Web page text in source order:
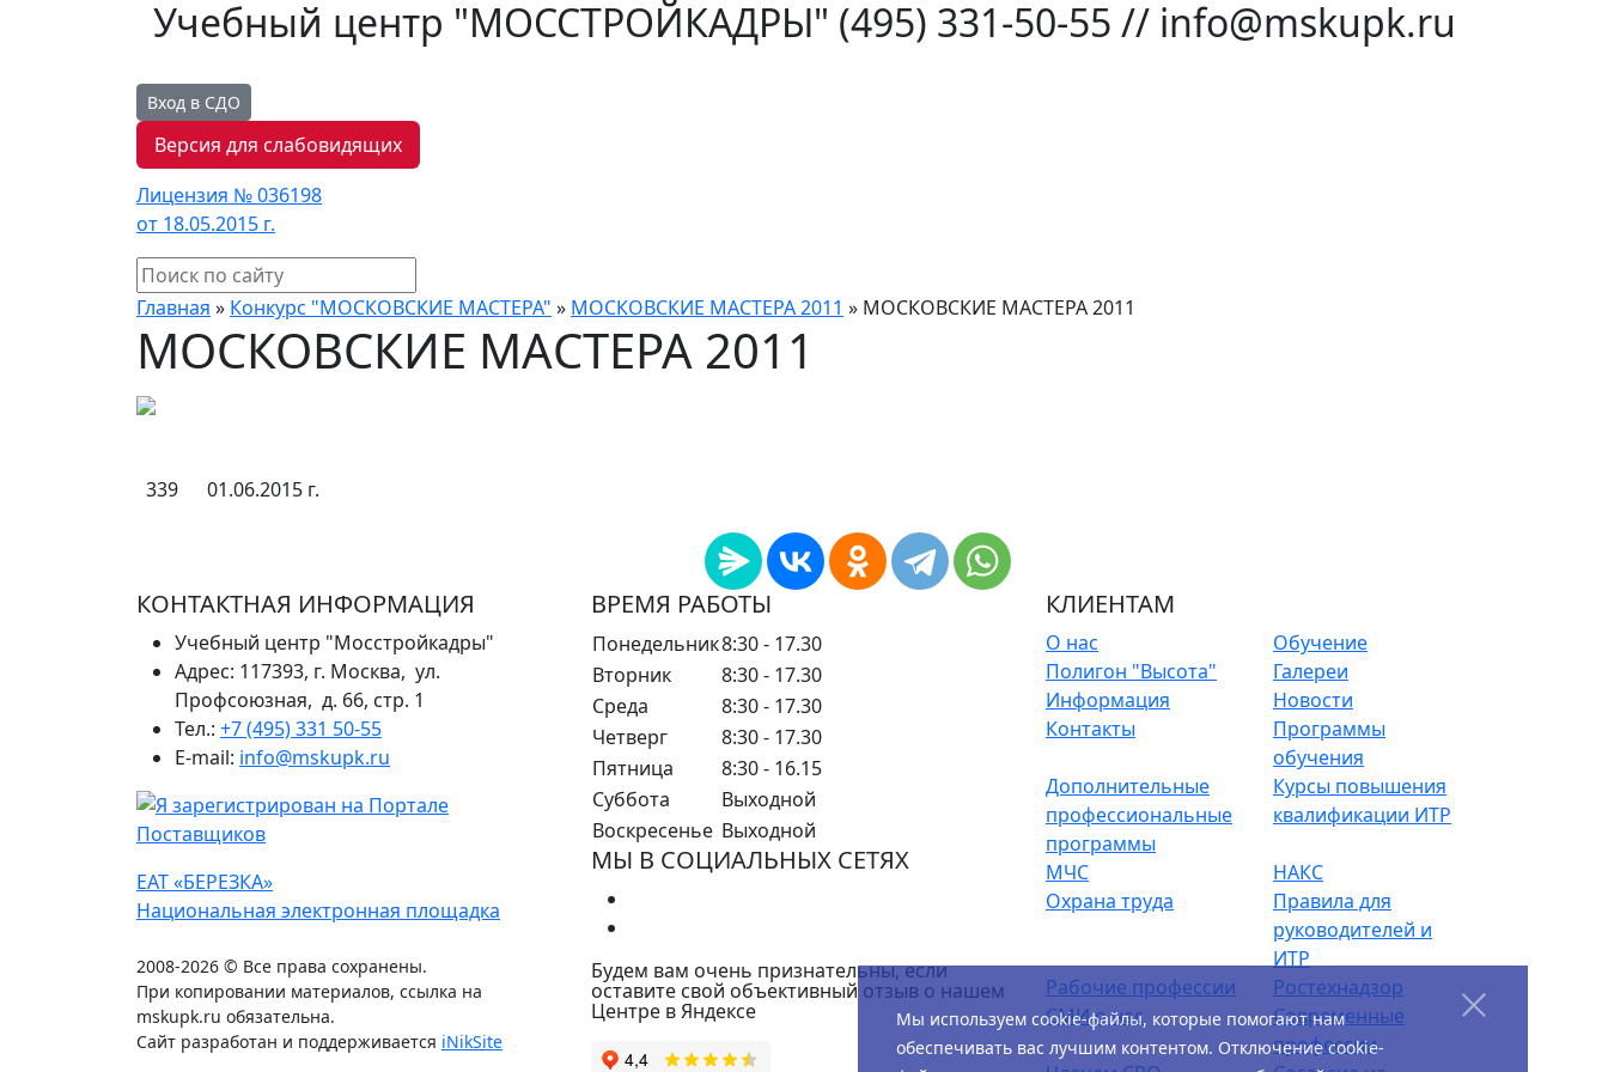
Учебный центр "МОССТРОЙКАДРЫ" (495) 331-50-55 // info@mskupk.ru
Вход в СДО
Версия для слабовидящих
Лицензия № 036198
от 18.05.2015 г.
Главная » Конкурс "МОСКОВСКИЕ МАСТЕРА" » МОСКОВСКИЕ МАСТЕРА 2011 » МОСКОВСКИЕ МАСТЕРА 2011
МОСКОВСКИЕ МАСТЕРА 2011
339 01.06.2015 г.
КОНТАКТНАЯ ИНФОРМАЦИЯ
Учебный центр "Мосстройкадры"
Адрес: 117393, г. Москва, ул.
Профсоюзная, д. 66, стр. 1
Тел.: +7 (495) 331 50-55
E-mail: info@mskupk.ru
ЕАТ «БЕРЕЗКА»
Национальная электронная площадка
2008-2026 © Все права сохранены.
При копировании материалов, ссылка на
mskupk.ru обязательна.
Сайт разработан и поддерживается iNikSite
ВРЕМЯ РАБОТЫ
Понедельник8:30 - 17.30
Вторник
8:30 - 17.30
Среда
8:30 - 17.30
Четверг
8:30 - 17.30
Пятница
8:30 - 16.15
Суббота
Выходной
Воскресенье Выходной
МЫ В СОЦИАЛЬНЫХ СЕТЯХ
Будем вам очень признательны, если
оставите свой объективный отзыв о нашем
Центре в Яндексе
КЛИЕНТАМ
О нас
Обучение
Полигон "Высота"
Галереи
Информация
Новости
Контакты
Программы
обучения
Дополнительные
профессиональные
программы
Курсы повышения
квалификации ИТР
МЧС
НАКС
Охрана труда
Правила для
руководителей и
ИТР
Рабочие профессии
Ростехнадзор
СМИ о нас
Современные
профессии
Мы используем cookie-файлы, которые помогают нам
обеспечивать вас лучшим контентом. Отключение cookie-